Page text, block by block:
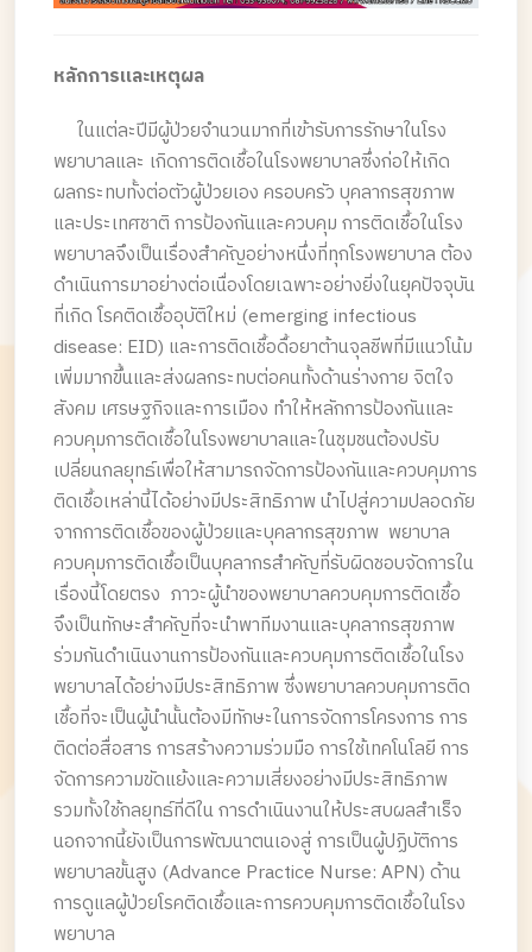
หลักการและเหตุผล
ในแต่ละปีมีผู้ป่วยจำนวนมากที่เข้ารับการรักษาในโรง
พยาบาลและ เกิดการติดเชื้อในโรงพยาบาลซึ่งก่อให้เกิด
ผลกระทบทั้งต่อตัวผู้ป่วยเอง ครอบครัว บุคลากรสุขภาพ
และประเทศชาติ การป้องกันและควบคุม การติดเชื้อในโรง
พยาบาลจึงเป็นเรื่องสำคัญอย่างหนึ่งที่ทุกโรงพยาบาล ต้อง
ดำเนินการมาอย่างต่อเนื่องโดยเฉพาะอย่างยิ่งในยุคปัจจุบัน
ที่เกิด โรคติดเชื้ออุบัติใหม่ (emerging infectious
disease: EID) และการติดเชื้อดื้อยาต้านจุลชีพที่มีแนวโน้ม
เพิ่มมากขึ้นและส่งผลกระทบต่อคนทั้งด้านร่างกาย จิตใจ
สังคม เศรษฐกิจและการเมือง ทำให้หลักการป้องกันและ
ควบคุมการติดเชื้อในโรงพยาบาลและในชุมชนต้องปรับ
เปลี่ยนกลยุทธ์เพื่อให้สามารถจัดการป้องกันและควบคุมการ
ติดเชื้อเหล่านี้ได้อย่างมีประสิทธิภาพ นำไปสู่ความปลอดภัย
จากการติดเชื้อของผู้ป่วยและบุคลากรสุขภาพ พยาบาล
ควบคุมการติดเชื้อเป็นบุคลากรสำคัญที่รับผิดชอบจัดการใน
เรื่องนี้โดยตรง ภาวะผู้นำของพยาบาลควบคุมการติดเชื้อ
จึงเป็นทักษะสำคัญที่จะนำพาทีมงานและบุคลากรสุขภาพ
ร่วมกันดำเนินงานการป้องกันและควบคุมการติดเชื้อในโรง
พยาบาลได้อย่างมีประสิทธิภาพ ซึ่งพยาบาลควบคุมการติด
เชื้อที่จะเป็นผู้นำนั้นต้องมีทักษะในการจัดการโครงการ การ
ติดต่อสื่อสาร การสร้างความร่วมมือ การใช้เทคโนโลยี การ
จัดการความขัดแย้งและความเสี่ยงอย่างมีประสิทธิภาพ
รวมทั้งใช้กลยุทธ์ที่ดีใน การดำเนินงานให้ประสบผลสำเร็จ
นอกจากนี้ยังเป็นการพัฒนาตนเองสู่ การเป็นผู้ปฏิบัติการ
พยาบาลขั้นสูง (Advance Practice Nurse: APN) ด้าน
การดูแลผู้ป่วยโรคติดเชื้อและการควบคุมการติดเชื้อในโรง
พยาบาล